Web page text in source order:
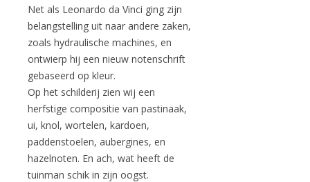
Net als Leonardo da Vinci ging zijn
belangstelling uit naar andere zaken,
zoals hydraulische machines, en
ontwierp hij een nieuw notenschrift
gebaseerd op kleur.
Op het schilderij zien wij een
herfstige compositie van pastinaak,
ui, knol, wortelen, kardoen,
paddenstoelen, aubergines, en
hazelnoten. En ach, wat heeft de
tuinman schik in zijn oogst.